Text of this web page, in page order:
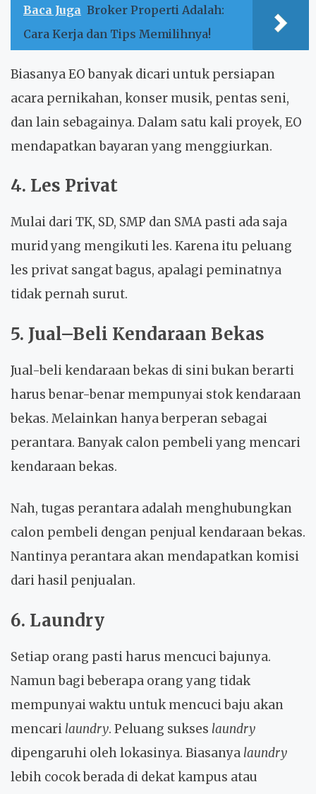
Baca Juga Broker Properti Adalah:
Cara Kerja dan Tips Memilihnya!
Biasanya EO banyak dicari untuk persiapan
acara pernikahan, konser musik, pentas seni,
dan lain sebagainya. Dalam satu kali proyek, EO
mendapatkan bayaran yang menggiurkan.
4. Les Privat
Mulai dari TK, SD, SMP dan SMA pasti ada saja
murid yang mengikuti les. Karena itu peluang
les privat sangat bagus, apalagi peminatnya
tidak pernah surut.
5. Jual–Beli Kendaraan Bekas
Jual-beli kendaraan bekas di sini bukan berarti
harus benar-benar mempunyai stok kendaraan
bekas. Melainkan hanya berperan sebagai
perantara. Banyak calon pembeli yang mencari
kendaraan bekas.
Nah, tugas perantara adalah menghubungkan
calon pembeli dengan penjual kendaraan bekas.
Nantinya perantara akan mendapatkan komisi
dari hasil penjualan.
6. Laundry
Setiap orang pasti harus mencuci bajunya.
Namun bagi beberapa orang yang tidak
mempunyai waktu untuk mencuci baju akan
mencari laundry. Peluang sukses laundry
dipengaruhi oleh lokasinya. Biasanya laundry
lebih cocok berada di dekat kampus atau